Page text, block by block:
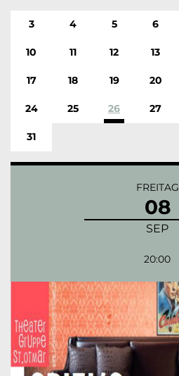
3 4 5 6
10 11 12 13
17 18 19 20
24 25 26 27
31
FREITAG
08
SEP
20:00